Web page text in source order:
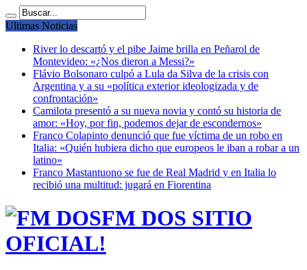
Ultimas Noticias
River lo descartó y el pibe Jaime brilla en Peñarol de
Montevideo: «¿Nos dieron a Messi?»
Flávio Bolsonaro culpó a Lula da Silva de la crisis con
Argentina y a su «política exterior ideologizada y de
confrontación»
Camilota presentó a su nueva novia y contó su historia de
amor: «Hoy, por fin, podemos dejar de escondernos»
Franco Colapinto denunció que fue víctima de un robo en
Italia: «Quién hubiera dicho que europeos le iban a robar a un
latino»
Franco Mastantuono se fue de Real Madrid y en Italia lo
recibió una multitud: jugará en Fiorentina
FM DOS SITIO
OFICIAL!